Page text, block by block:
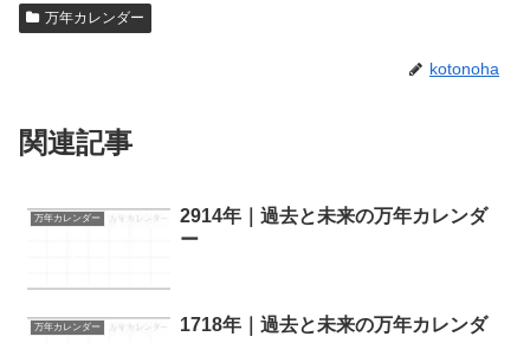
万年カレンダー
kotonoha
関連記事
万年カレンダー
2914年｜過去と未来の万年カレンダ
ー
万年カレンダー
1718年｜過去と未来の万年カレンダ